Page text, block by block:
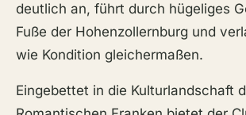
deutlich an, führt durch hügeliges
Fuße der Hohenzollernburg und
wie Kondition gleichermaßen.
Eingebettet in die Kulturlandschaft